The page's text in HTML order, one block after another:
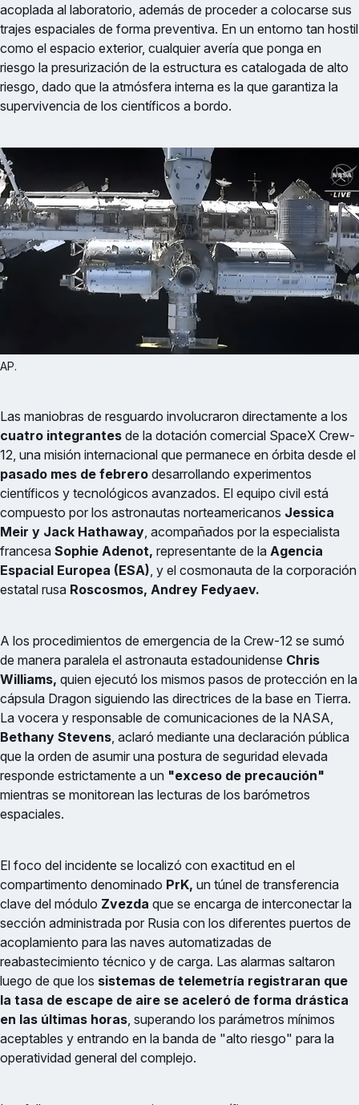
acoplada al laboratorio, además de proceder a colocarse sus
trajes espaciales de forma preventiva. En un entorno tan hostil
como el espacio exterior, cualquier avería que ponga en
riesgo la presurización de la estructura es catalogada de alto
riesgo, dado que la atmósfera interna es la que garantiza la
supervivencia de los científicos a bordo.
AP.
Las maniobras de resguardo involucraron directamente a los
cuatro integrantes de la dotación comercial SpaceX Crew-
12, una misión internacional que permanece en órbita desde el
pasado mes de febrero desarrollando experimentos
científicos y tecnológicos avanzados. El equipo civil está
compuesto por los astronautas norteamericanos Jessica
Meir y Jack Hathaway , acompañados por la especialista
francesa Sophie Adenot, representante de la Agencia
Espacial Europea (ESA) , y el cosmonauta de la corporación
estatal rusa Roscosmos, Andrey Fedyaev.
A los procedimientos de emergencia de la Crew-12 se sumó
de manera paralela el astronauta estadounidense Chris
Williams, quien ejecutó los mismos pasos de protección en la
cápsula Dragon siguiendo las directrices de la base en Tierra.
La vocera y responsable de comunicaciones de la NASA,
Bethany Stevens , aclaró mediante una declaración pública
que la orden de asumir una postura de seguridad elevada
responde estrictamente a un "exceso de precaución"
mientras se monitorean las lecturas de los barómetros
espaciales.
El foco del incidente se localizó con exactitud en el
compartimento denominado PrK, un túnel de transferencia
clave del módulo Zvezda que se encarga de interconectar la
sección administrada por Rusia con los diferentes puertos de
acoplamiento para las naves automatizadas de
reabastecimiento técnico y de carga. Las alarmas saltaron
luego de que los sistemas de telemetría registraran que
la tasa de escape de aire se aceleró de forma drástica
en las últimas horas , superando los parámetros mínimos
aceptables y entrando en la banda de "alto riesgo" para la
operatividad general del complejo.